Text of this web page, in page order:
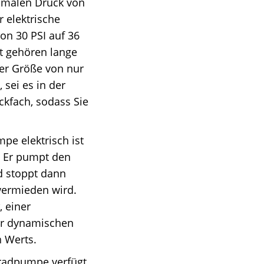
elektrische
30 PSI auf 36
gehören lange
Größe von nur
sei es in der
sodass Sie
elektrisch ist
pumpt den
stoppt dann
wird.
einer
dynamischen
Werts.